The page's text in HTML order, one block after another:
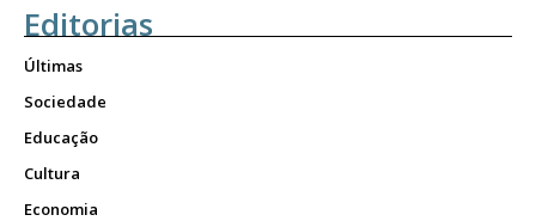
Editorias
Últimas
Sociedade
Educação
Cultura
Economia